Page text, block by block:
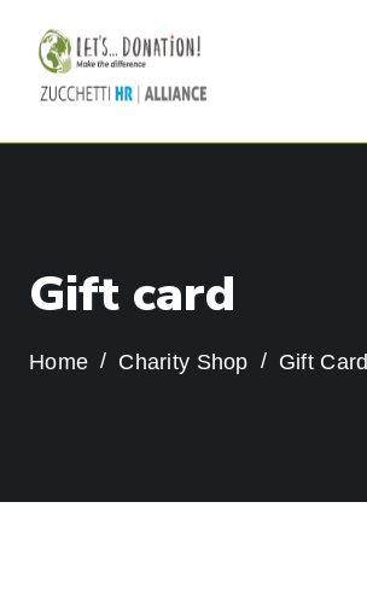
Gift card
Home Charity Shop Gift Card